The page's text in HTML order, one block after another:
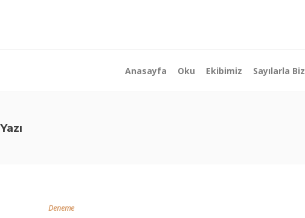
Anasayfa Oku Ekibimiz Sayılarla Biz
Yazı
Deneme